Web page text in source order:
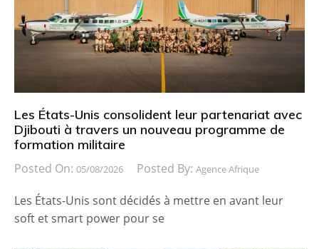
Les États-Unis consolident leur partenariat avec
Djibouti à travers un nouveau programme de
formation militaire
Posted On: 05/08/2026 Posted By: Agence Afrique
Les États-Unis sont décidés à mettre en avant leur
soft et smart power pour se